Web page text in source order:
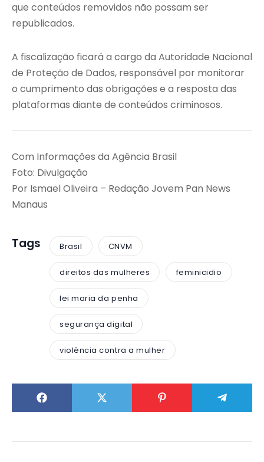
que conteúdos removidos não possam ser
republicados.
A fiscalização ficará a cargo da Autoridade Nacional
de Proteção de Dados, responsável por monitorar
o cumprimento das obrigações e a resposta das
plataformas diante de conteúdos criminosos.
Com Informações da Agência Brasil
Foto: Divulgação
Por Ismael Oliveira – Redação Jovem Pan News
Manaus
Tags Brasil CNVM
direitos das mulheres feminicidio
lei maria da penha
segurança digital
violência contra a mulher